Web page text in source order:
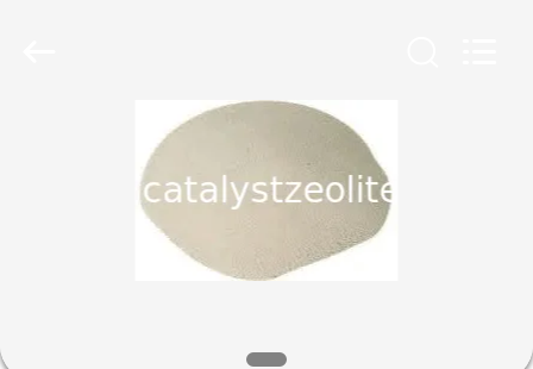
PRODOTTI